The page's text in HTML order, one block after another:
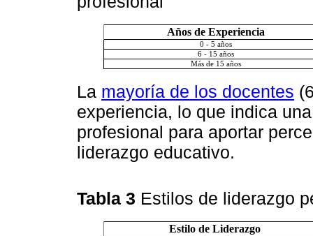
Años de Experiencia
0 - 5 años
6 - 15 años
Más de 15 años
La mayoría de los docentes
experiencia, lo que indica
profesional para aportar
liderazgo educativo.
Tabla 3 Estilos de liderazgo
Estilo de Liderazgo